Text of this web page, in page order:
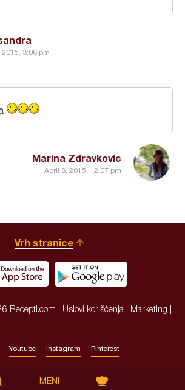
2015, 3:06 pm
Marina Zdravkovic
April 8, 2015, 12:07 pm
Vrh stranice
Recepti.com | Uslovi korišćenja Marketing
Youtube Instagram Pinterest